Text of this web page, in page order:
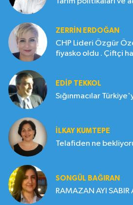
ZERRIN ERDOĞAN
CHP Lideri Özgür
fiyasko oldu . Çiftçi
EDIP TEKKOL
Sığınmacılar
İLKAY KUMTEPE
Telafiden ne
SONGÜL BAĞIRAN
RAMAZAN AYI SABIR